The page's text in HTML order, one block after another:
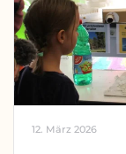
12. März 2026